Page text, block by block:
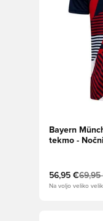
Bayern
tekmo -
56,95 €69,95
Na voljo veliko